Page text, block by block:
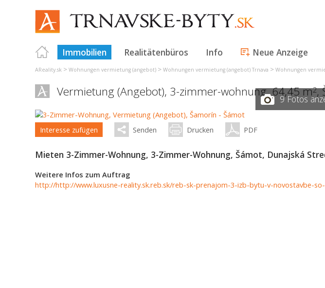
Immobilien Realitätenbüros Info Neue Anzeige
AReality.sk > Wohnungen vermietung (angebot) > Wohnungen vermietung (angebot) Trnava > Wohnungen
Vermietung (Angebot), 3-zimmer-wohnung, 64,45 m2,
9 Fotos
Interesse zufügen Senden Drucken PDF
Mieten 3-Zimmer-Wohnung, 3-Zimmer-Wohnung, Šámot, Dunajská
Weitere Infos zum Auftrag